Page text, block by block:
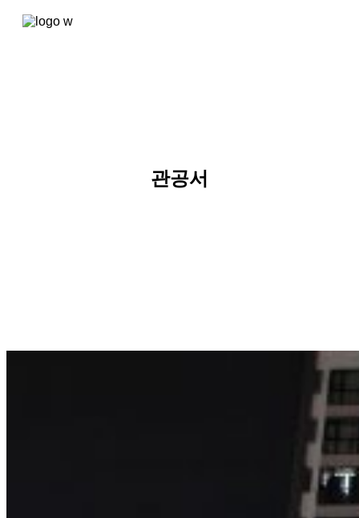
콘텐츠로
건너뛰기
관공서